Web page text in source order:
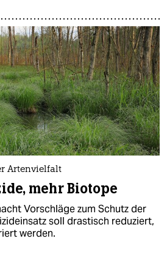
Artenvielfalt
mehr Biotope
Vorschläge zum Schutz der
soll drastisch reduziert,
werden.